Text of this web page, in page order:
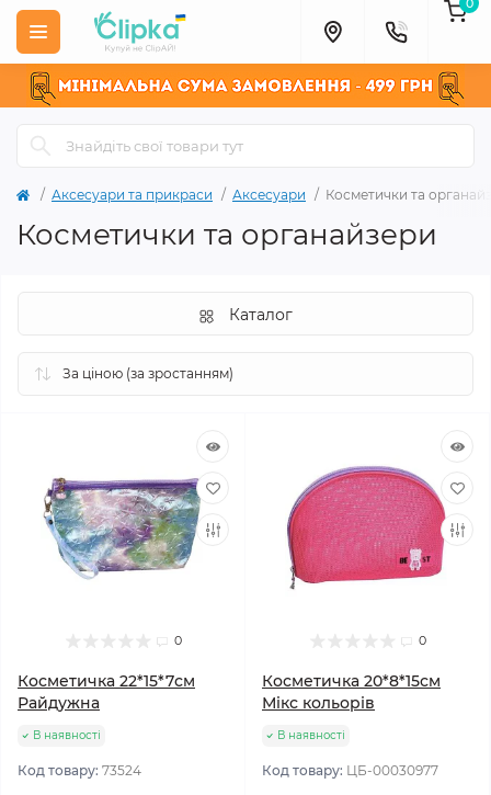
Аксесуари та прикраси Аксесуари Косметички та
Косметички та органайзери
Каталог
0
Косметичка 22*15*7см
Райдужна
В наявності
Код товару: 73524
0
Косметичка 20*8*15см
Мікс кольорів
В наявності
Код товару: ЦБ-00030977